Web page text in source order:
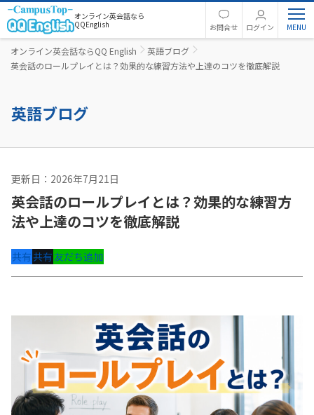
オンライン英会話なら
QQEnglish
お問合せ ログイン
オンライン英会話ならQQ English
英語ブログ
英会話のロールプレイとは？効果的な練習方法や上達のコツを徹底解説
英語ブログ
更新日：2026年7月21日
英会話のロールプレイとは？効果的な練習方
法や上達のコツを徹底解説
共有共有友だち追加